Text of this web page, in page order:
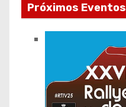
Próximos Eventos